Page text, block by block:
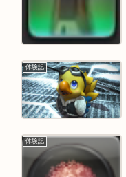
体験記
体験記